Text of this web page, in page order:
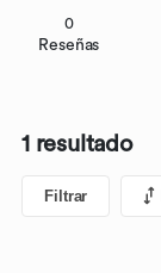
0
Reseñas
1 resultado
Filtrar